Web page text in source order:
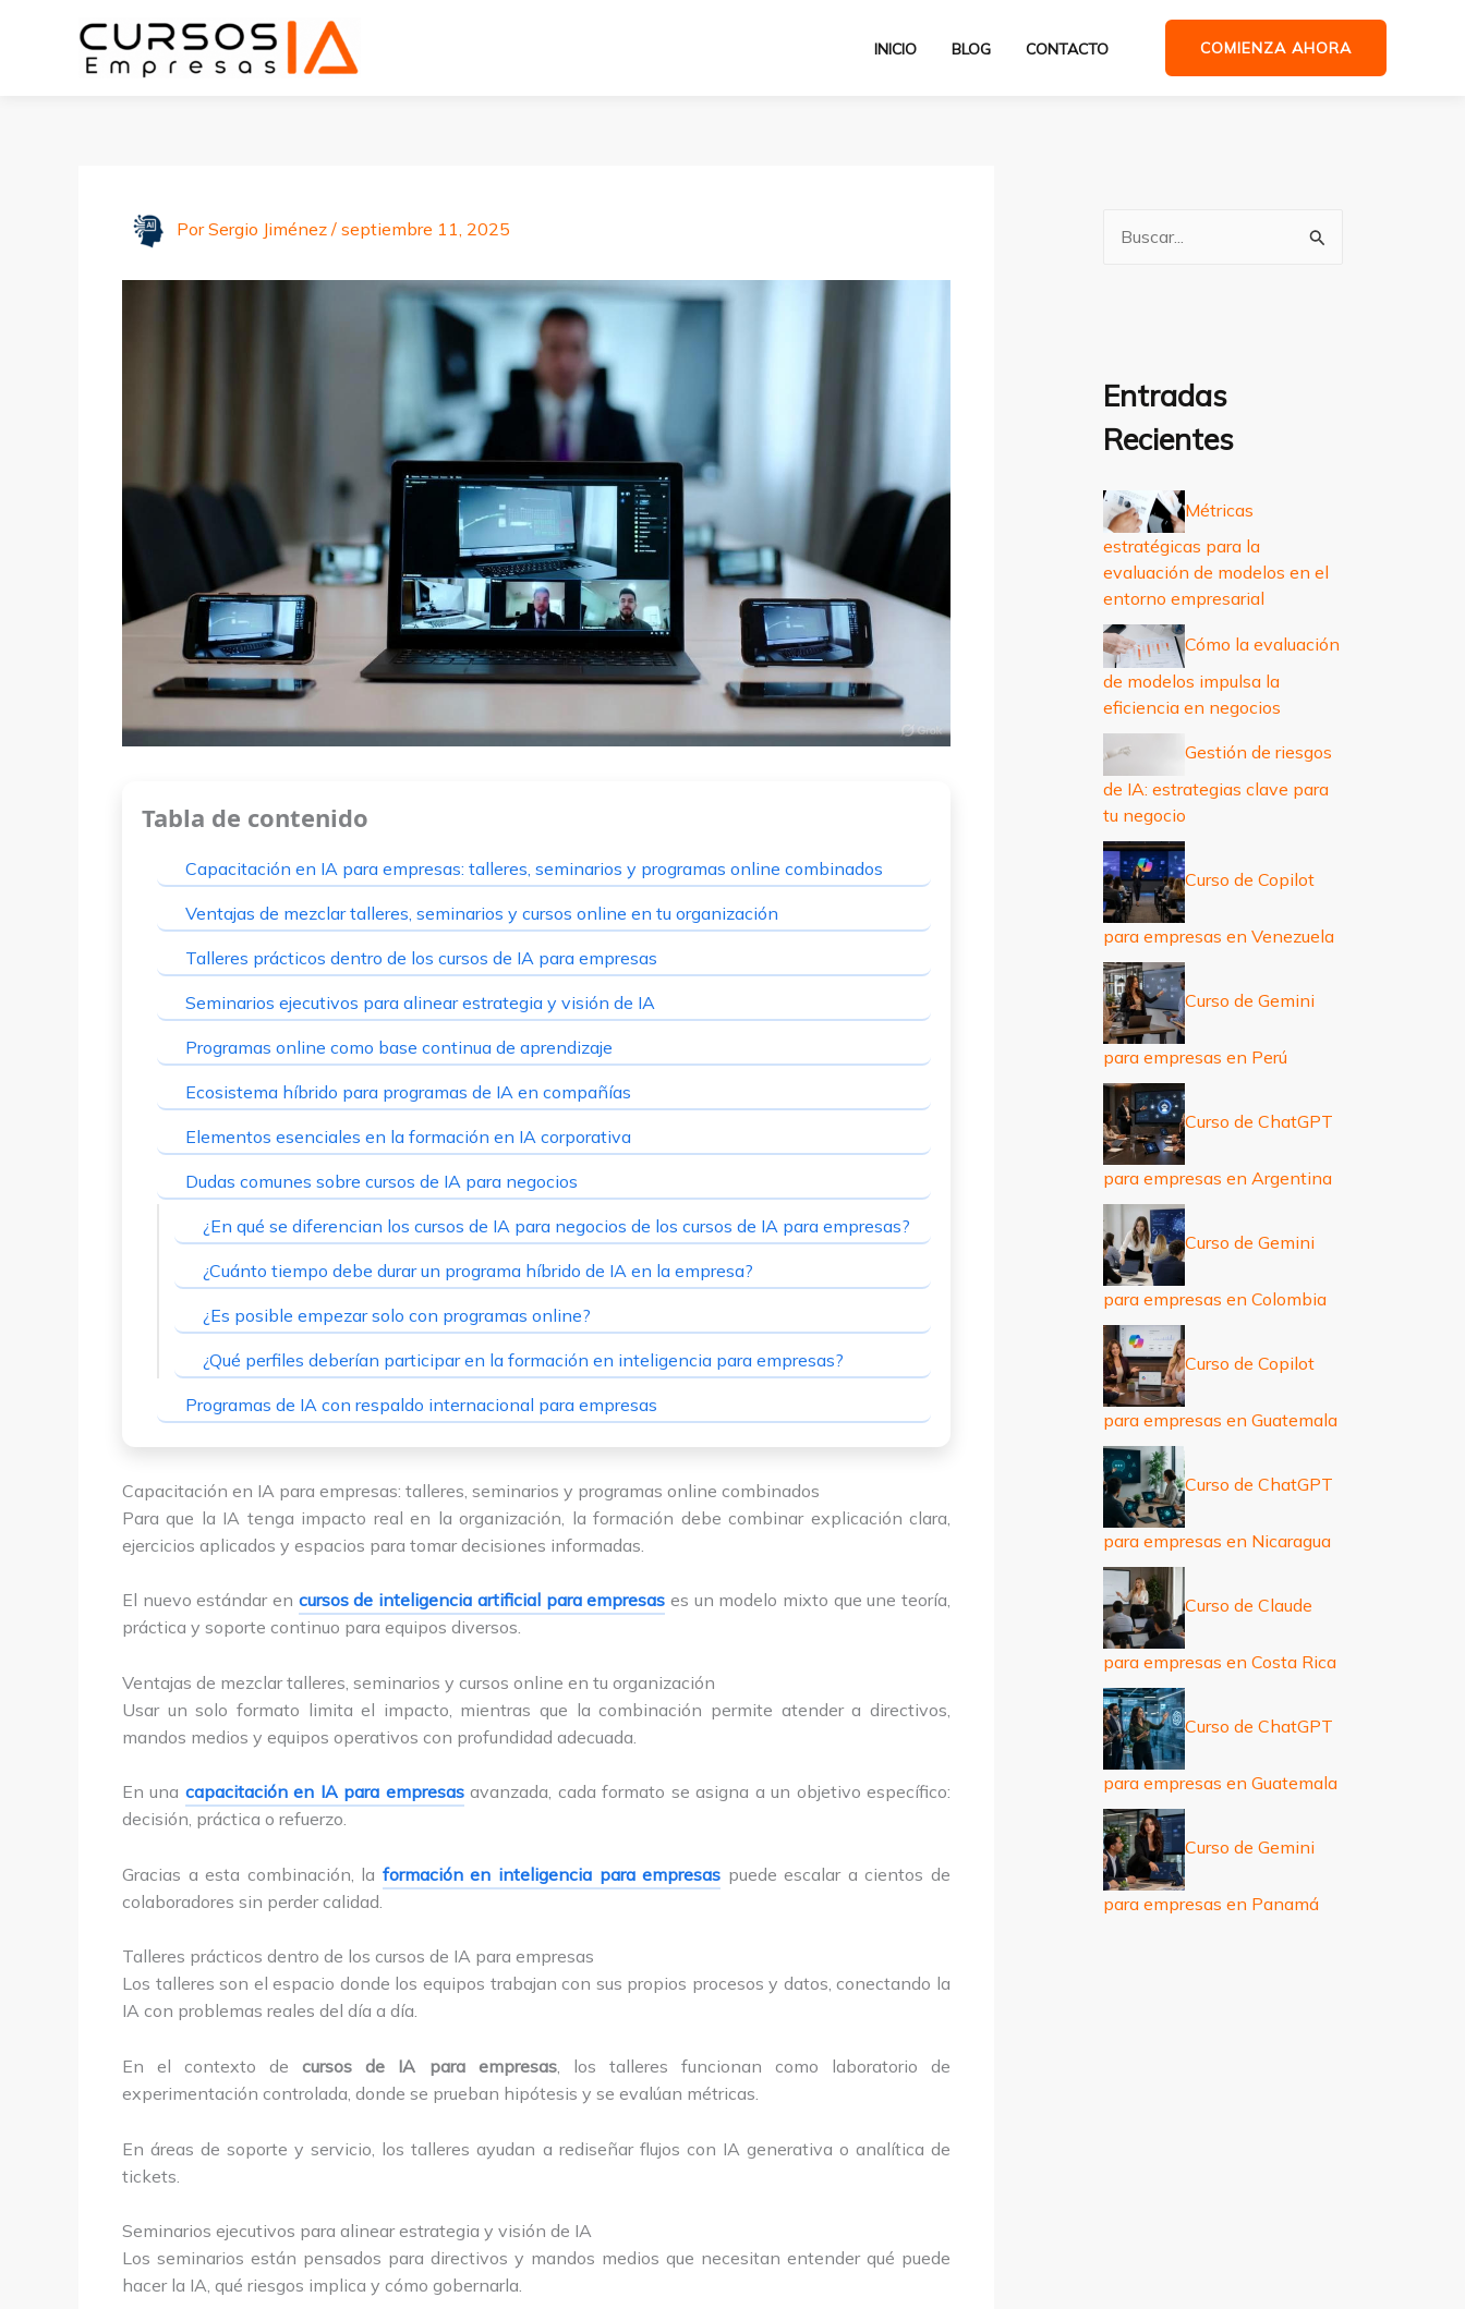
INICIO BLOG CONTACTO COMIENZA AHORA
PorSergio Jiménez / septiembre 11, 2025
Tabla de contenido
Capacitación en IA para empresas: talleres, seminarios y programas online combinados
Ventajas de mezclar talleres, seminarios y cursos online en tu organización
Talleres prácticos dentro de los cursos de IA para empresas
Seminarios ejecutivos para alinear estrategia y visión de IA
Programas online como base continua de aprendizaje
Ecosistema híbrido para programas de IA en compañías
Elementos esenciales en la formación en IA corporativa
Dudas comunes sobre cursos de IA para negocios
¿En qué se diferencian los cursos de IA para negocios de los cursos de IA para empresas?
¿Cuánto tiempo debe durar un programa híbrido de IA en la empresa?
¿Es posible empezar solo con programas online?
¿Qué perfiles deberían participar en la formación en inteligencia para empresas?
Programas de IA con respaldo internacional para empresas
Capacitación en IA para empresas: talleres, seminarios y programas online combinados
Para que la IA tenga impacto real en la organización, la formación debe combinar explicación clara,
ejercicios aplicados y espacios para tomar decisiones informadas.
El nuevo estándar en cursos de inteligencia artificial para empresas es un modelo mixto que une teoría,
práctica y soporte continuo para equipos diversos.
Ventajas de mezclar talleres, seminarios y cursos online en tu organización
Usar un solo formato limita el impacto, mientras que la combinación permite atender a directivos,
mandos medios y equipos operativos con profundidad adecuada.
En una capacitación en IA para empresasavanzada, cada formato se asigna a un objetivo específico:
decisión, práctica o refuerzo.
Gracias a esta combinación, la formación en inteligencia para empresas puede escalar a cientos de
colaboradores sin perder calidad.
Talleres prácticos dentro de los cursos de IA para empresas
Los talleres son el espacio donde los equipos trabajan con sus propios procesos y datos, conectando la
IA con problemas reales del día a día.
En el contexto decursos de IA para empresas, los talleres funcionan como laboratorio de
experimentación controlada, donde se prueban hipótesis y se evalúan métricas.
En áreas de soporte y servicio, los talleres ayudan a rediseñar flujos con IA generativa o analítica de
tickets.
Seminarios ejecutivos para alinear estrategia y visión de IA
Los seminarios están pensados para directivos y mandos medios que necesitan entender qué puede
hacer la IA, qué riesgos implica y cómo gobernarla.
p
r
:
Entradas
Recientes
Métricas
estratégicas para la
evaluación de modelos en el
entorno empresarial
Cómo la evaluación
de modelos impulsa la
eficiencia en negocios
Gestión de riesgos
de IA: estrategias clave para
tu negocio
Curso de Copilot
para empresas en Venezuela
Curso de Gemini
para empresas en Perú
Curso de ChatGPT
para empresas en Argentina
Curso de Gemini
para empresas en Colombia
Curso de Copilot
para empresas en Guatemala
Curso de ChatGPT
para empresas en Nicaragua
Curso de Claude
para empresas en Costa Rica
Curso de ChatGPT
para empresas en Guatemala
Curso de Gemini
para empresas en Panamá